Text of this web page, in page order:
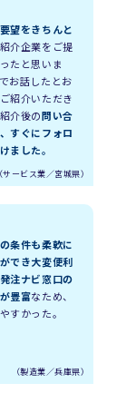
望をきちんと
介企業をご提
たと思いま
お話したとお
紹介いただき
介後の問い合
すぐにフォロ
ました。
（サービス業／宮城県）
条件も柔軟に
でき大変便利
発注ナビ窓口の
豊富なため、
すかった。
（製造業／兵庫県）